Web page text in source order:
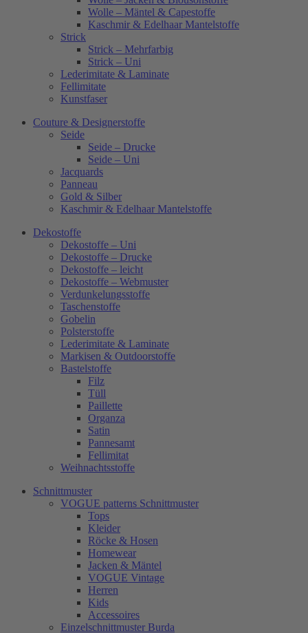
Wolle – Mäntel & Capestoffe
Kaschmir & Edelhaar Mantelstoffe
Strick
Strick – Mehrfarbig
Strick – Uni
Lederimitate & Laminate
Fellimitate
Kunstfaser
Couture & Designerstoffe
Seide
Seide – Drucke
Seide – Uni
Jacquards
Panneau
Gold & Silber
Kaschmir & Edelhaar Mantelstoffe
Dekostoffe
Dekostoffe – Uni
Dekostoffe – Drucke
Dekostoffe – leicht
Dekostoffe – Webmuster
Verdunkelungsstoffe
Taschenstoffe
Gobelin
Polsterstoffe
Lederimitate & Laminate
Markisen & Outdoorstoffe
Bastelstoffe
Filz
Tüll
Paillette
Organza
Satin
Pannesamt
Fellimitat
Weihnachtsstoffe
Schnittmuster
VOGUE patterns Schnittmuster
Tops
Kleider
Röcke & Hosen
Homewear
Jacken & Mäntel
VOGUE Vintage
Herren
Kids
Accessoires
Einzelschnittmuster Burda